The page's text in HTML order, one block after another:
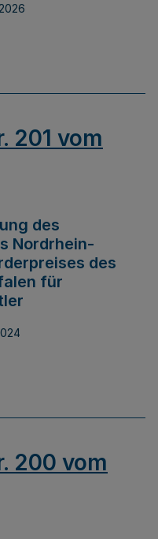
201 vom
des
Nordrhein-
des
für
200 vom